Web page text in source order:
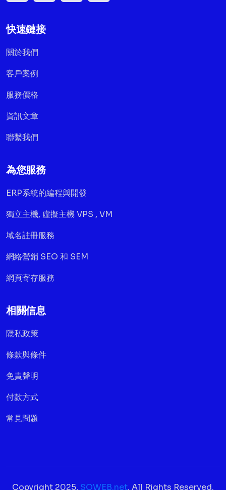
快速鏈接
關於我們
客戶案例
服務價格
資訊文章
聯繫我們
為您服務
ERP系統的編程與開發
獨立主機, 虛擬主機 VPS , VM
域名註冊服務
網絡營銷 SEO 和 SEM
網頁寄存服務
相關信息
隱私政策
條款與條件
免責聲明
付款方式
常見問題
Copyright 2025, SOWEB.net. All Rights Reserved.